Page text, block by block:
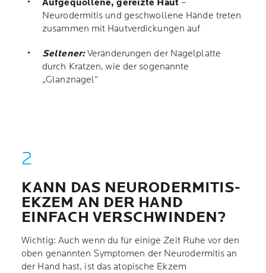
Aufgequollene, gereizte Haut –
Neurodermitis und geschwollene Hände treten
zusammen mit Hautverdickungen auf
Seltener:Veränderungen der Nagelplatte
durch Kratzen, wie der sogenannte
„Glanznagel“
KANN DAS NEURODERMITIS-
EKZEM AN DER HAND
EINFACH VERSCHWINDEN?
Wichtig: Auch wenn du für einige Zeit Ruhe vor den
oben genannten Symptomen der Neurodermitis an
der Hand hast, ist das atopische Ekzem